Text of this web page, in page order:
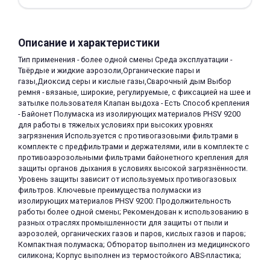
Описание и характеристики
Тип применения - более одной смены Среда эксплуатации -
Твёрдые и жидкие аэрозоли,Органические пары и
газы,Диоксид серы и кислые газы,Сварочный дым Выбор
ремня - вязаные, широкие, регулируемые, с фиксацией на шее и
затылке пользователя Клапан выдоха - Есть Способ крепления
- Байонет Полумаска из изолирующих материалов PHSV 9200
для работы в тяжелых условиях при высоких уровнях
загрязнения Используется с противогазовыми фильтрами в
комплекте с предфильтрами и держателями, или в комплекте с
противоаэрозольными фильтрами байонетного крепления для
защиты органов дыхания в условиях высокой загрязнённости.
Уровень защиты зависит от используемых противогазовых
фильтров. Ключевые преимущества полумаски из
изолирующих материалов PHSV 9200: Продолжительность
работы более одной смены; Рекомендован к использованию в
разных отраслях промышленности для защиты от пыли и
аэрозолей, органических газов и паров, кислых газов и паров;
Компактная полумаска; Обтюратор выполнен из медицинского
силикона; Корпус выполнен из термостойкого ABS-пластика;
раз в 2 недели